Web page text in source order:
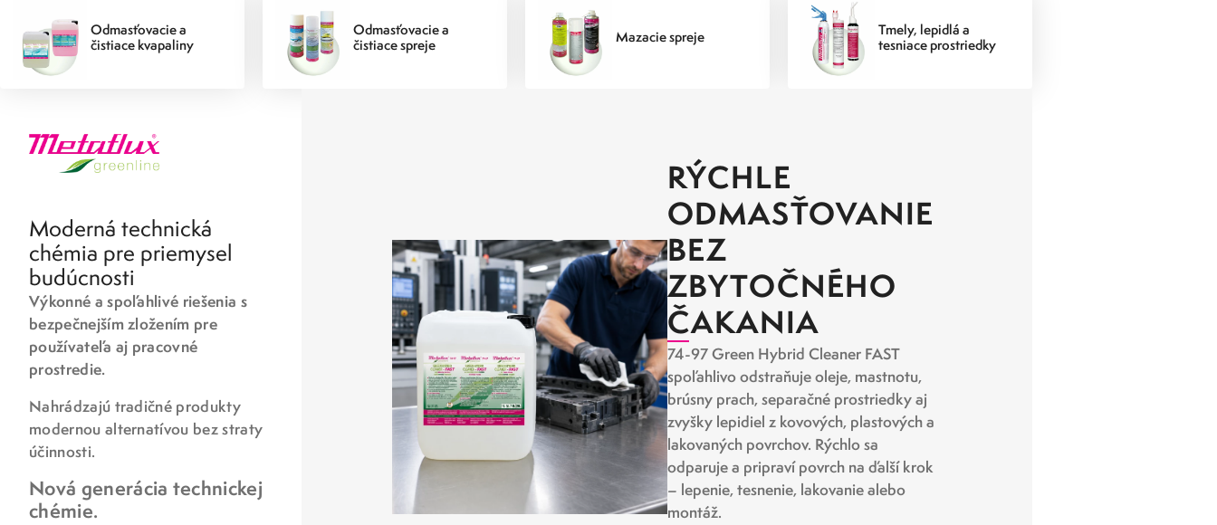
Odmasťovacie a
čistiace kvapaliny
Odmasťovacie a
čistiace spreje
Mazacie spreje
Tmely, lepidlá a
tesniace prostriedky
RÝCHLE
ODMASŤOVANIE
BEZ
ZBYTOČNÉHO
ČAKANIA
74-97 Green Hybrid Cleaner FAST
spoľahlivo odstraňuje oleje, mastnotu,
brúsny prach, separačné prostriedky aj
zvyšky lepidiel z kovových, plastových a
lakovaných povrchov. Rýchlo sa
odparuje a pripraví povrch na ďalší krok
– lepenie, tesnenie, lakovanie alebo
montáž.
Moderná technická
chémia pre priemysel
budúcnosti
Výkonné a spoľahlivé riešenia s
bezpečnejším zložením pre
používateľa aj pracovné
prostredie.
Nahrádzajú tradičné produkty
modernou alternatívou bez straty
účinnosti.
Nová generácia technickej
chémie.